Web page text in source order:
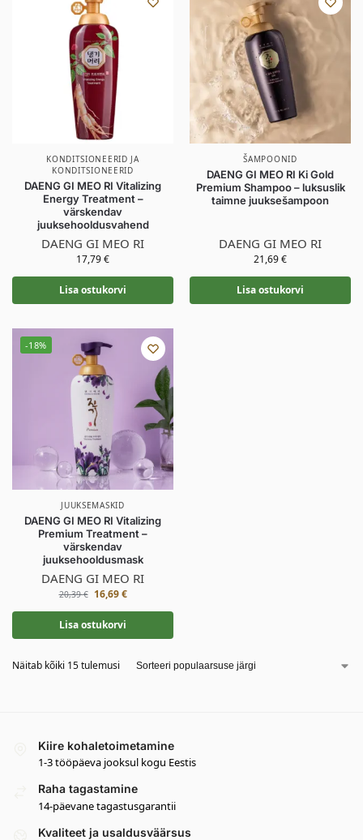
KONDITSIONEERID JA
KONDITSIONEERID
DAENG GI MEO RI Vitalizing
Energy Treatment –
värskendav
juuksehooldusvahend
DAENG GI MEO RI
17,79€
Lisa ostukorvi
ŠAMPOONID
DAENG GI MEO RI Ki Gold
Premium Shampoo – luksuslik
taimne juuksešampoon
DAENG GI MEO RI
21,69€
Lisa ostukorvi
-18%
JUUKSEMASKID
DAENG GI MEO RI Vitalizing
Premium Treatment –
värskendav
juuksehooldusmask
DAENG GI MEO RI
20,39€ 16,69€
Lisa ostukorvi
Näitab kõiki 15 tulemusi
Kiire kohaletoimetamine
1-3 tööpäeva jooksul kogu Eestis
Raha tagastamine
14-päevane tagastusgarantii
Kvaliteet ja usaldusväärsus